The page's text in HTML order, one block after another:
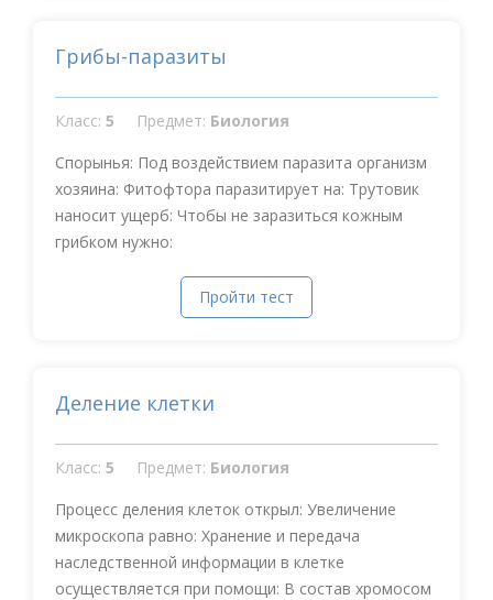
Грибы-паразиты
Класс: 5 Предмет: Биология
Спорынья: Под воздействием паразита организм
хозяина: Фитофтора паразитирует на: Трутовик
наносит ущерб: Чтобы не заразиться кожным
грибком нужно:
Пройти тест
Деление клетки
Класс: 5 Предмет: Биология
Процесс деления клеток открыл: Увеличение
микроскопа равно: Хранение и передача
наследственной информации в клетке
осуществляется при помощи: В состав хромосом